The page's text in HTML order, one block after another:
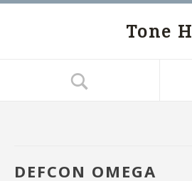
Tone H
DEFCON OMEGA